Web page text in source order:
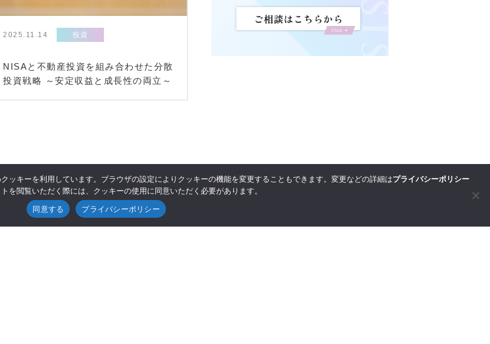
2025.11.14 投資
NISAと不動産投資を組み合わせた分散
投資戦略 ～安定収益と成長性の両立～
ッキーを利用しています。ブラウザの設定によりクッキーの機能を変更することもできます。変更などの詳細はプライバシーポリシー
を閲覧いただく際には、クッキーの使用に同意いただく必要があります。
同意する
プライバシーポリシー